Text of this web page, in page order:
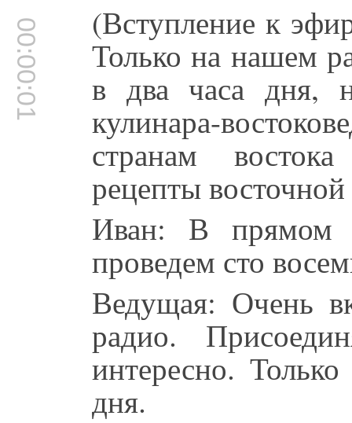
00:00:01 (Вступление к
Только на нашем
в два часа дня,
кулинара-
странам
рецепты
Иван: В прямом
проведем сто
Ведущая: Очень
радио.
интересно.
дня.